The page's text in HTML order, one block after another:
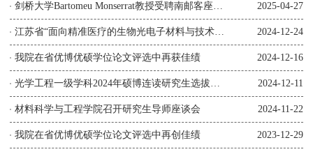
2025-04-27
2024-12-24
我院在省优博优硕学位论文评选中再获佳绩 2024-12-16
2024-12-11
材料科学与工程学院召开研究生导师座谈会 2024-11-22
我院在省优博优硕学位论文评选中再创佳绩 2023-12-29